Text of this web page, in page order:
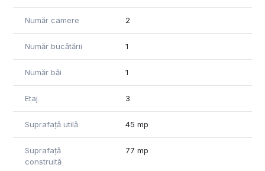
de specialisti care se vor ocupa de montarea si finisarea
Momentan nu detinem informatii cu privire la clasa energetica
a imobilului
Număr camere 2
Număr bucătării 1
Număr băi 1
Etaj 3
Suprafață utilă 45 mp
Suprafață
construită
77 mp